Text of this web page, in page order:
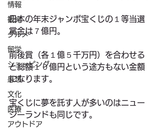
情報
観光
グルメ
留学
ショッピング
感想
文化
医療
アウトドア
日本の年末ジャンボ宝くじの１等当選
賞金は７億円。
前後賞（各１億５千万円）を合わせる
と総額１０億円という途方もない金額
になります。
宝くじに夢を託す人が多いのはニュー
ジーランドも同じです。